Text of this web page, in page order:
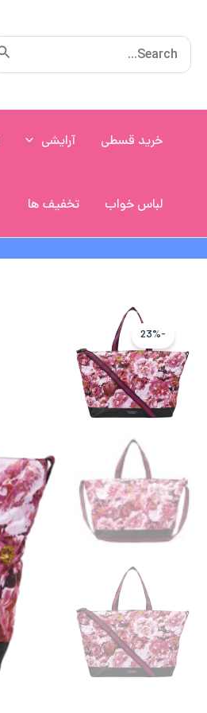
Search
for:
خرید قسطی آرایشی
لباس خواب تخفیف ها
-23%